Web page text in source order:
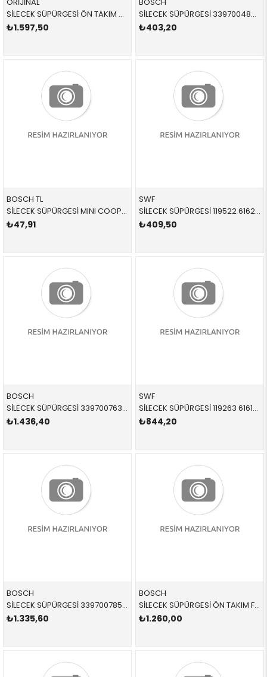
SİLECEK SÜPÜRGESİ ÖN TAKIM 61610040534 61610040534 61610040534 F55 2017-
₺1.597,50
SİLECEK SÜPÜRGESİ 3397004802 61627079943 61627079943 R50,R53 ARKA 2002-2007
₺403,20
BOSCH TL
SİLECEK SÜPÜRGESİ MINI COOPER ARKA R60 R61 COUNTRYMAN PACEMAN 2012-2018 61629801999 3397011677
₺47,91
SWF
SİLECEK SÜPÜRGESİ 119522 61620036625 61620036625 R55 ADET ARKA 2002-2010
₺409,50
BOSCH
SİLECEK SÜPÜRGESİ 3397007637 61610038597 61610038597 R60,R61 TAKIM A637S ÖN 2012-2018
₺1.436,40
SWF
SİLECEK SÜPÜRGESİ 119263 61610039343 61610039343 R50,R52,R53,R55,R56,R57,R58,R59 TAKIM ÖN 2002-2007
₺844,20
BOSCH
SİLECEK SÜPÜRGESİ 3397007856 61610039343 61610039343 R50,R52,R53,R55,R56,R57,R58,R59 TAKIM ÖN 2002-2007
₺1.335,60
BOSCH
SİLECEK SÜPÜRGESİ ÖN TAKIM F55/56 AR451S 3397014076 61610040534 61610040534 F55 2017-
₺1.260,00